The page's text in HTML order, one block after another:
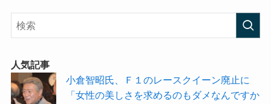
人気記事
小倉智昭氏、Ｆ１のレースクイーン廃止に
「女性の美しさを求めるのもダメなんですか